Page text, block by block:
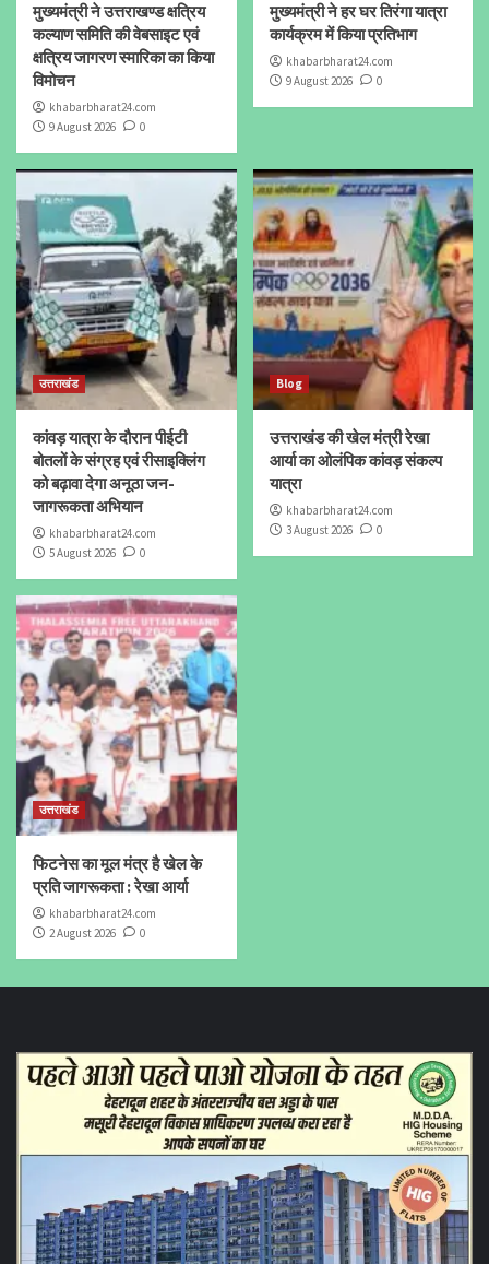
मुख्यमंत्री ने उत्तराखण्ड क्षत्रिय
कल्याण समिति की वेबसाइट एवं
क्षत्रिय जागरण स्मारिका का किया
विमोचन
khabarbharat24.com
9 August 2026
0
मुख्यमंत्री ने हर घर तिरंगा यात्रा
कार्यक्रम में किया प्रतिभाग
khabarbharat24.com
9 August 2026
0
उत्तराखंड
कांवड़ यात्रा के दौरान पीईटी
बोतलों के संग्रह एवं रीसाइक्लिंग
को बढ़ावा देगा अनूठा जन-
जागरूकता अभियान
khabarbharat24.com
5 August 2026
0
Blog
उत्तराखंड की खेल मंत्री रेखा
आर्या का ओलंपिक कांवड़ संकल्प
यात्रा
khabarbharat24.com
3 August 2026
0
उत्तराखंड
फिटनेस का मूल मंत्र है खेल के
प्रति जागरूकता : रेखा आर्या
khabarbharat24.com
2 August 2026
0